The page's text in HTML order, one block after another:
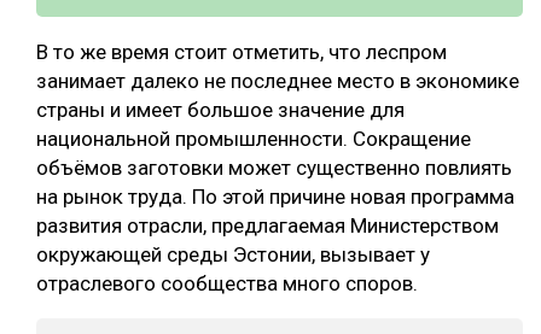
В то же время стоит отметить, что леспром
занимает далеко не последнее место в экономике
страны и имеет большое значение для
национальной промышленности. Сокращение
объёмов заготовки может существенно повлиять
на рынок труда. По этой причине новая программа
развития отрасли, предлагаемая Министерством
окружающей среды Эстонии, вызывает у
отраслевого сообщества много споров.